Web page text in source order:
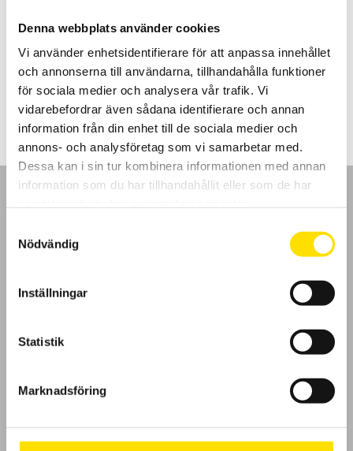
Denna webbplats använder cookies
Vi använder enhetsidentifierare för att anpassa innehållet
och annonserna till användarna, tillhandahålla funktioner
för sociala medier och analysera vår trafik. Vi
vidarebefordrar även sådana identifierare och annan
information från din enhet till de sociala medier och
annons- och analysföretag som vi samarbetar med.
Dessa kan i sin tur kombinera informationen med annan
information som du har tillhandahållit eller som de har
Nödvändig
Inställningar
Statistik
Marknadsföring
Tillbehör till mätinstrument, väskor IP65
Hårda väskor för alla märken av mätinstrument med IP65 klassning!
995.00kr– 1,080.00 kr Prisintervall:
995.00 kr
till
1,080.00 kr
LÄS MER